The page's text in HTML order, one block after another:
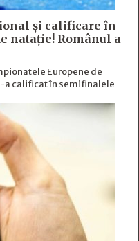
și calificare în
natație! Românul a
Europene de
a calificat în semifinalele